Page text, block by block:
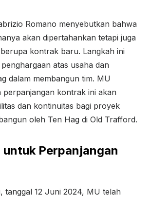
Romano menyebutkan bahwa
akan dipertahankan tetapi juga
kontrak baru. Langkah ini
atas usaha dan
dalam membangun tim. MU
perpanjangan kontrak ini akan
dan kontinuitas bagi proyek
oleh Ten Hag di Old Trafford.
untuk Perpanjangan
tanggal 12 Juni 2024, MU telah